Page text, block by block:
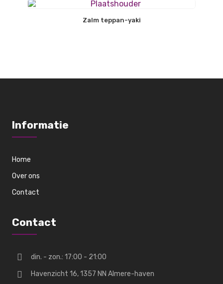
Zalm teppan-yaki
Informatie
Home
Over ons
Contact
Contact
din. - zon.: 17:00 - 21:00
Havenzicht 16, 1357 NN Almere-haven